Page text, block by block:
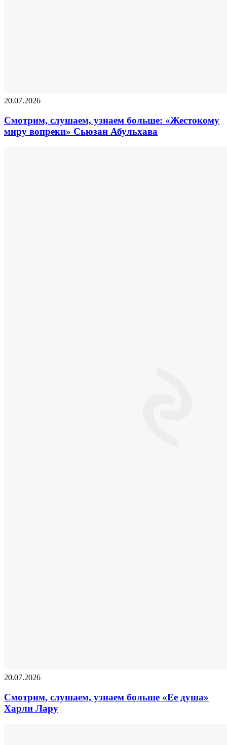
20.07.2026
Смотрим, слушаем, узнаем больше: «Жестокому
миру вопреки» Сьюзан Абульхава
20.07.2026
Смотрим, слушаем, узнаем больше «Ее душа»
Харли Лару